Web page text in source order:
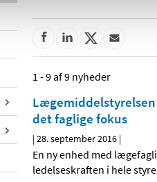
1 - 9 af 9 nyheder
det faglige fokus
|28. september 2016 |
En ny enhed med
ledelseskraften i hele